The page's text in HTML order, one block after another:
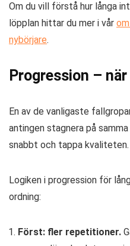
Om du vill förstå hur långa
löpplan hittar du mer i vår
nybörjare.
Progression –
En av de vanligaste
antingen stagnera på
snabbt och tappa kvaliteten.
Logiken i progression för
ordning:
Först: fler repetitioner.